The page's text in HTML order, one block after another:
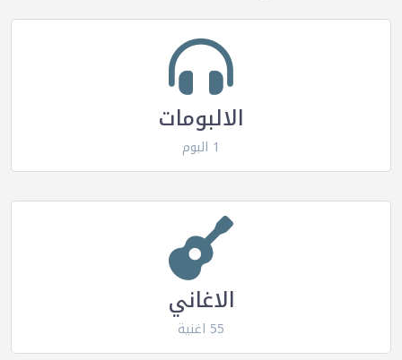
الالبومات
1 البوم
الاغاني
55 اغنية